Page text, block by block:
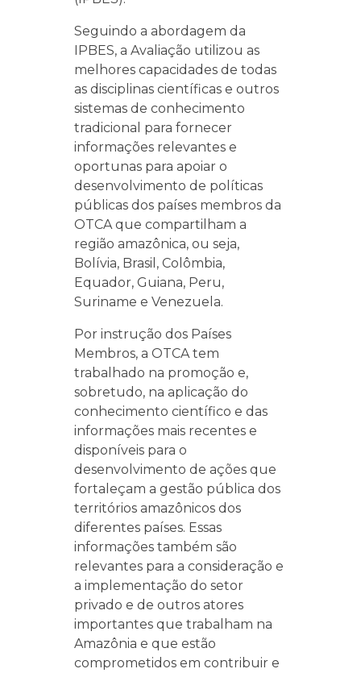
Seguindo a abordagem da
IPBES, a Avaliação utilizou as
melhores capacidades de todas
as disciplinas científicas e outros
sistemas de conhecimento
tradicional para fornecer
informações relevantes e
oportunas para apoiar o
desenvolvimento de políticas
públicas dos países membros da
OTCA que compartilham a
região amazônica, ou seja,
Bolívia, Brasil, Colômbia,
Equador, Guiana, Peru,
Suriname e Venezuela.
Por instrução dos Países
Membros, a OTCA tem
trabalhado na promoção e,
sobretudo, na aplicação do
conhecimento científico e das
informações mais recentes e
disponíveis para o
desenvolvimento de ações que
fortaleçam a gestão pública dos
territórios amazônicos dos
diferentes países. Essas
informações também são
relevantes para a consideração e
a implementação do setor
privado e de outros atores
importantes que trabalham na
Amazônia e que estão
comprometidos em contribuir e